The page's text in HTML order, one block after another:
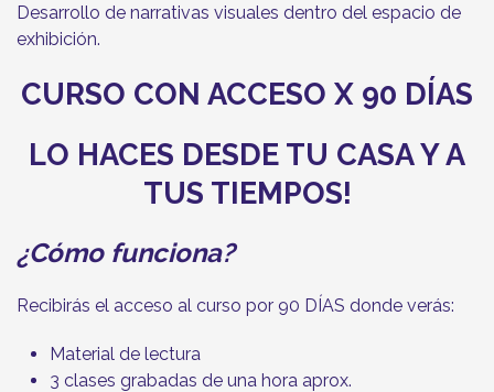
Desarrollo de narrativas visuales dentro del espacio de
exhibición.
CURSO CON ACCESO X 90 DÍAS
LO HACES DESDE TU CASA Y A
TUS TIEMPOS!
¿Cómo funciona?
Recibirás el acceso al curso por 90 DÍAS donde verás:
Material de lectura
3 clases grabadas de una hora aprox.